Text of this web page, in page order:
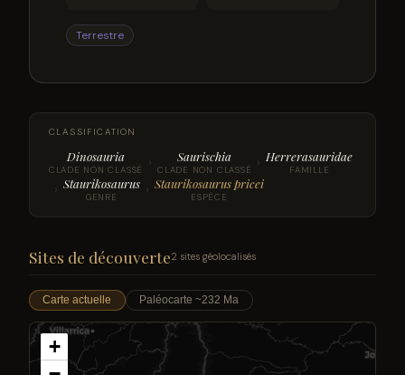
Terrestre
CLASSIFICATION
Dinosauria
CLADE NON CLASSÉ › Saurischia
CLADE NON CLASSÉ › Herrerasauridae
FAMILLE
› Staurikosaurus
GENRE › Staurikosaurus pricei
ESPÈCE
Sites de découverte2 sites géolocalisés
Carte actuelle Paléocarte ~232 Ma
+